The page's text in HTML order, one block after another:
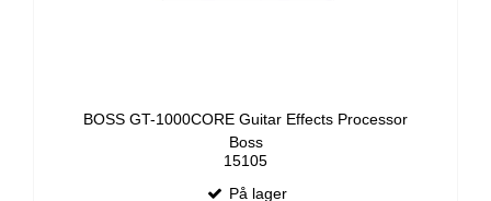
BOSS GT-1000CORE Guitar Effects Processor
Boss
15105
På lager